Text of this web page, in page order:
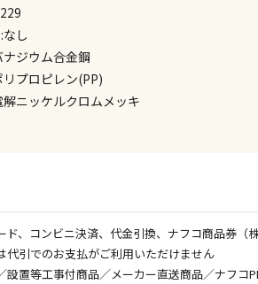
し
ジウム合金鋼
プロピレン(PP)
ニッケルクロムメッキ
ド、コンビニ決済、代金引換、ナフコ商品券（株
代引でのお支払がご利用いただけません
設置等工事付商品／メーカー直送商品／ナフコ